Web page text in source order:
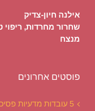
אילנה חיון-צדיק
שחרור מחרדות, ריפוי
מנצח
פוסטים אחרונים
5 עובדות מדעיות